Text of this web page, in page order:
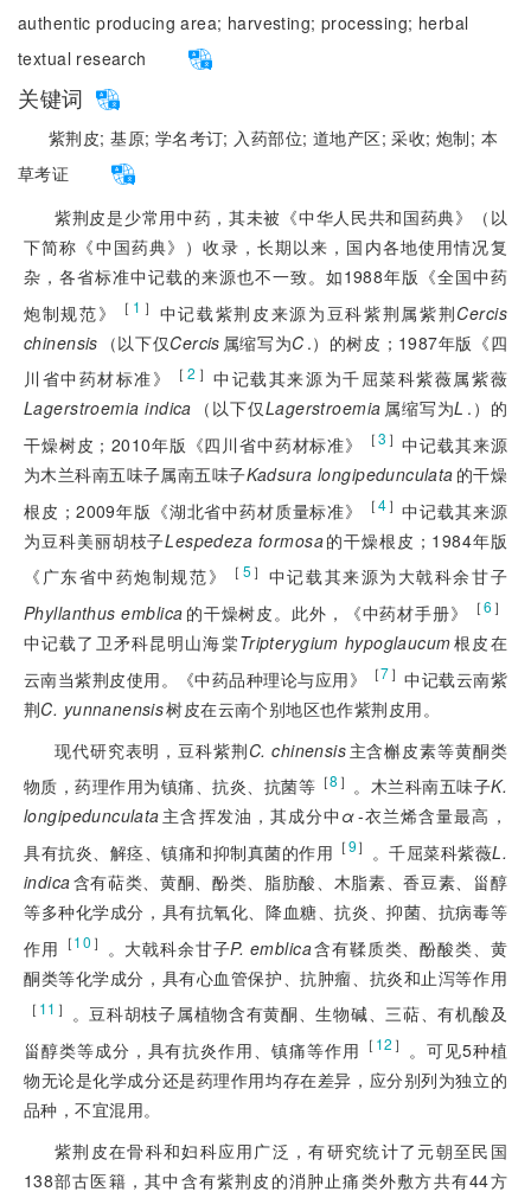
authentic producing area; harvesting; processing; herbal
textual research
关键词
紫荆皮;基原; 学名考订; 入药部位; 道地产区;采收;炮制; 本
草考证
紫荆皮是少常用中药，其未被《中华人民共和国药典》（以
下简称《中国药典》）收录，长期以来，国内各地使用情况复
杂，各省标准中记载的来源也不一致。如1988年版《全国中药
炮制规范》
［ 1 ］ 中记载紫荆皮来源为豆科紫荆属紫荆Cercis
chinensis （以下仅Cercis 属缩写为C .）的树皮；1987年版《四
川省中药材标准》
［2 ］中记载其来源为千屈菜科紫薇属紫薇
Lagerstroemia indica （以下仅Lagerstroemia 属缩写为L .）的
干燥树皮；2010年版《四川省中药材标准》
［3 ］中记载其来源
为木兰科南五味子属南五味子Kadsura longipedunculata 的干燥
根皮；2009年版《湖北省中药材质量标准》
［4］中记载其来源
为豆科美丽胡枝子Lespedeza formosa的干燥根皮；1984年版
《广东省中药炮制规范》
［ 5 ］ 中记载其来源为大戟科余甘子
Phyllanthus emblica 的干燥树皮。此外，《中药材手册》 ［6 ］
中记载了卫矛科昆明山海棠Tripterygium hypoglaucum根皮在
云南当紫荆皮使用。《中药品种理论与应用》
［7］中记载云南紫
荆C. yunnanensis树皮在云南个别地区也作紫荆皮用。
现代研究表明，豆科紫荆C. chinensis 主含槲皮素等黄酮类
物质，药理作用为镇痛、抗炎、抗菌等［8 ］ 。木兰科南五味子K.
longipedunculata 主含挥发油，其成分中 α-衣兰烯含量最高，
具有抗炎、解痉、镇痛和抑制真菌的作用 ［9］ 。千屈菜科紫薇L.
indica含有萜类、黄酮、酚类、脂肪酸、木脂素、香豆素、甾醇
等多种化学成分，具有抗氧化、降血糖、抗炎、抑菌、抗病毒等
作用 ［10 ］ 。大戟科余甘子P. emblica含有鞣质类、酚酸类、黄
酮类等化学成分，具有心血管保护、抗肿瘤、抗炎和止泻等作用
［ 11 ］ 。豆科胡枝子属植物含有黄酮、生物碱、三萜、有机酸及
甾醇类等成分，具有抗炎作用、镇痛等作用 ［ 12 ］
。可见5种植
物无论是化学成分还是药理作用均存在差异，应分别列为独立的
品种，不宜混用。
紫荆皮在骨科和妇科应用广泛，有研究统计了元朝至民国
138部古医籍，其中含有紫荆皮的消肿止痛类外敷方共有44方